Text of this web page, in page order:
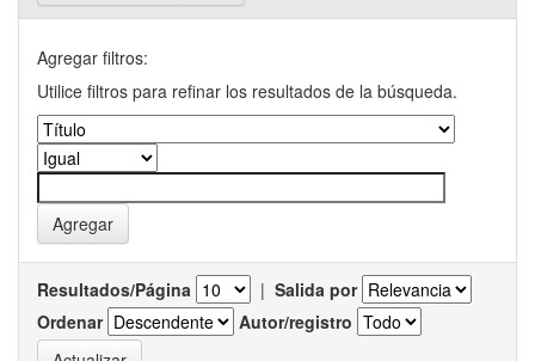
Agregar filtros:
Utilice filtros para refinar los resultados de la búsqueda.
Resultados/Página | Salida por
Ordenar
Autor/registro